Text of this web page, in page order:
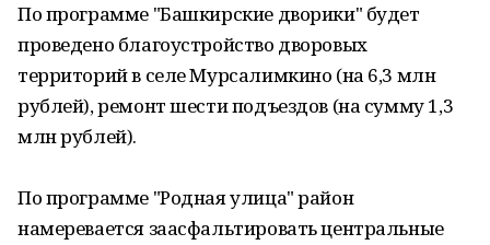
По программе "Башкирские дворики" будет
проведено благоустройство дворовых
территорий в селе Мурсалимкино (на 6,3 млн
рублей), ремонт шести подъездов (на сумму 1,3
млн рублей).
По программе "Родная улица" район
намеревается заасфальтировать центральные